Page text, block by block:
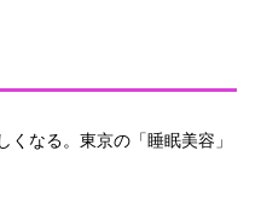
くなる。東京の「睡眠美容」